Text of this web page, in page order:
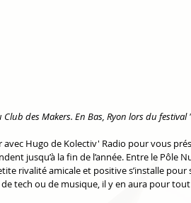
des Makers. En Bas, Ryon lors du festival
avec Hugo de Kolectiv' Radio pour vous
jusqu’à la fin de l’année. Entre le Pôle
rivalité amicale et positive s’installe
de tech ou de musique, il y en aura pour